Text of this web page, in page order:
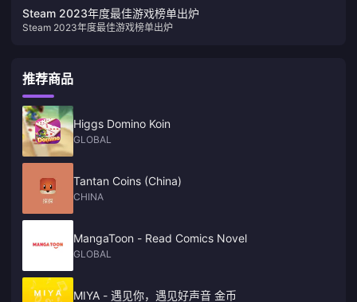
Steam 2023年度最佳游戏榜单出炉
Steam 2023年度最佳游戏榜单出炉
推荐商品
Higgs Domino Koin
GLOBAL
Tantan Coins (China)
CHINA
MangaToon - Read Comics Novel
GLOBAL
MIYA - 遇见你，遇见好声音 金币